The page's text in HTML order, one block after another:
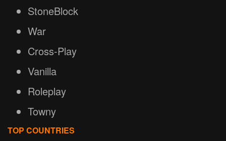
StoneBlock
War
Cross-Play
Vanilla
Roleplay
Towny
TOP COUNTRIES